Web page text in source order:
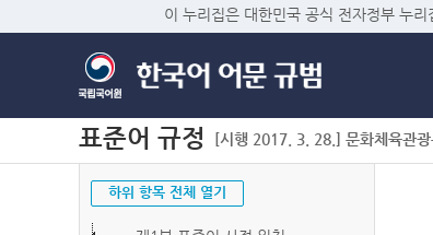
이 누리집은 대한민국 공식 전자정부 누리
표준어 규정 [시행 2017. 3. 28.] 문화체육관
하위 항목 전체 열기